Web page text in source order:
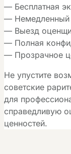
— Бесплатная
— Немедленный
— Выезд
— Полная
— Прозрачное
Не упустите
советские
для
справедливую
ценностей.